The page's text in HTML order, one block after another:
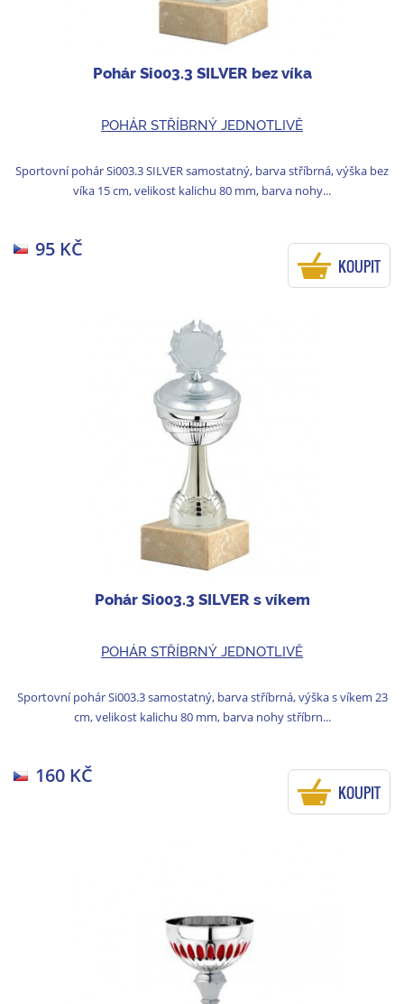
Pohár Si003.3 SILVER bez víka
POHÁR STŘÍBRNÝ JEDNOTLIVĚ
Sportovní pohár Si003.3 SILVER samostatný, barva stříbrná, výška bez
víka 15 cm, velikost kalichu 80 mm, barva nohy...
95 KČ
KOUPIT
Pohár Si003.3 SILVER s víkem
POHÁR STŘÍBRNÝ JEDNOTLIVĚ
Sportovní pohár Si003.3 samostatný, barva stříbrná, výška s víkem 23
cm, velikost kalichu 80 mm, barva nohy stříbrn...
160 KČ
KOUPIT